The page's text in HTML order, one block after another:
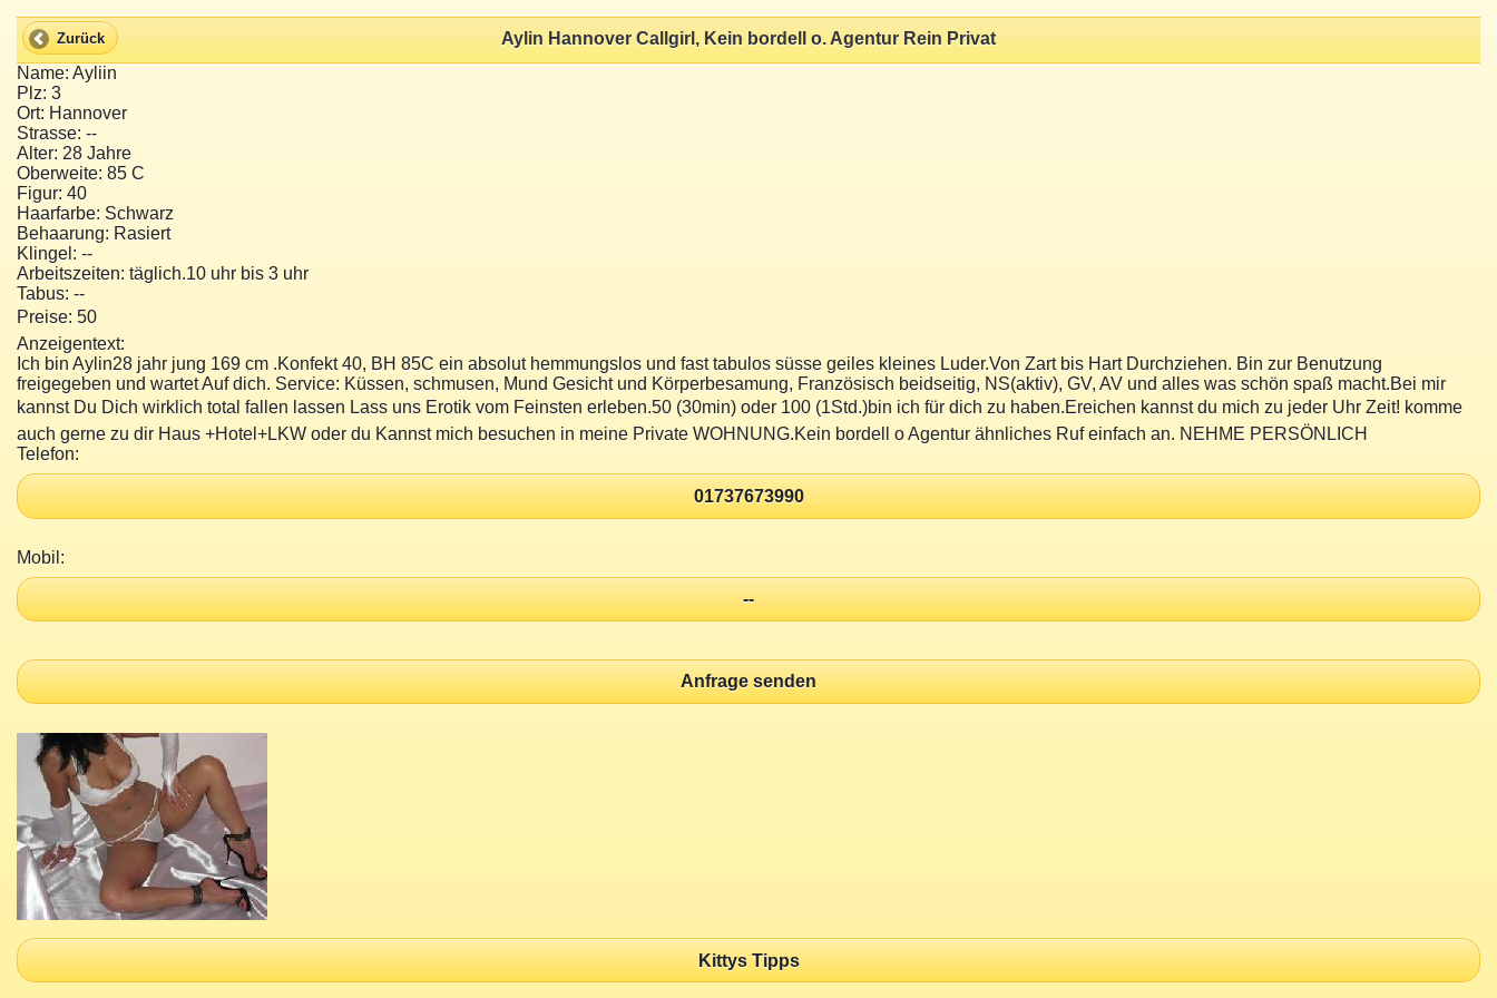
Zurück
Aylin Hannover Callgirl, Kein bordell o. Agentur Rein Privat
Name: Ayliin
Plz: 3
Ort: Hannover
Strasse: --
Alter: 28 Jahre
Oberweite: 85 C
Figur: 40
Haarfarbe: Schwarz
Behaarung: Rasiert
Klingel: --
Arbeitszeiten: täglich.10 uhr bis 3 uhr
Tabus: --
Preise: 50 
Anzeigentext:
Ich bin Aylin28 jahr jung 169 cm .Konfekt 40, BH 85C ein absolut hemmungslos und fast tabulos süsse geiles kleines Luder.Von Zart bis Hart Durchziehen. Bin zur Benutzung
freigegeben und wartet Auf dich. Service: Küssen, schmusen, Mund Gesicht und Körperbesamung, Französisch beidseitig, NS(aktiv), GV, AV und alles was schön spaß macht.Bei mir
kannst Du Dich wirklich total fallen lassen Lass uns Erotik vom Feinsten erleben.50 (30min) oder 100 (1Std.)bin ich für dich zu haben.Ereichen kannst du mich zu jeder Uhr Zeit! komme
auch gerne zu dir Haus +Hotel+LKW oder du Kannst mich besuchen in meine Private WOHNUNG.Kein bordell o Agentur ähnliches Ruf einfach an. NEHME PERSÖNLICH
Telefon:
01737673990
Mobil:
--
Anfrage senden
Kittys Tipps